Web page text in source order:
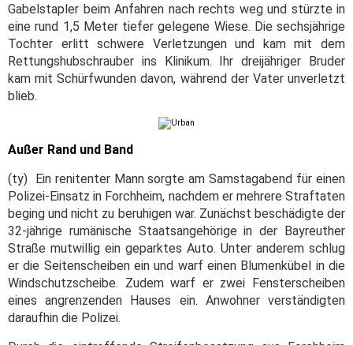
Gabelstapler beim Anfahren nach rechts weg und stürzte in
eine rund 1,5 Meter tiefer gelegene Wiese. Die sechsjährige
Tochter erlitt schwere Verletzungen und kam mit dem
Rettungshubschrauber ins Klinikum. Ihr dreijähriger Bruder
kam mit Schürfwunden davon, während der Vater unverletzt
blieb.
Außer Rand und Band
(ty) Ein renitenter Mann sorgte am Samstagabend für einen
Polizei-Einsatz in Forchheim, nachdem er mehrere Straftaten
beging und nicht zu beruhigen war. Zunächst beschädigte der
32-jährige rumänische Staatsangehörige in der Bayreuther
Straße mutwillig ein geparktes Auto. Unter anderem schlug
er die Seitenscheiben ein und warf einen Blumenkübel in die
Windschutzscheibe. Zudem warf er zwei Fensterscheiben
eines angrenzenden Hauses ein. Anwohner verständigten
daraufhin die Polizei.